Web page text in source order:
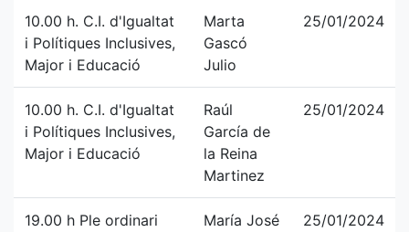
10.00 h. C.I. d'Igualtat
i Polítiques Inclusives,
Major i Educació
Marta
Gascó
Julio
25/01/2024
10.00 h. C.I. d'Igualtat
i Polítiques Inclusives,
Major i Educació
Raúl
García de
la Reina
Martinez
25/01/2024
19.00 h Ple ordinari
María José
25/01/2024